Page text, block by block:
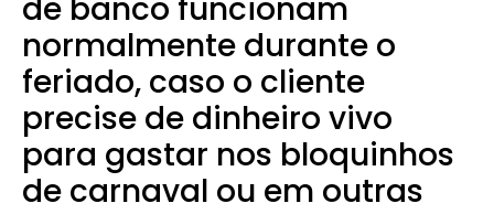
de banco funcionam
normalmente durante o
feriado, caso o cliente
precise de dinheiro vivo
para gastar nos bloquinhos
de carnaval ou em outras